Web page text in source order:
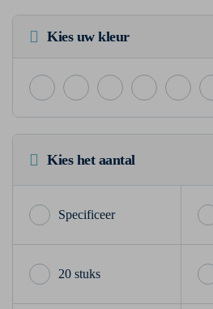
Kies uw kleur
Kies het aantal
20 stuks